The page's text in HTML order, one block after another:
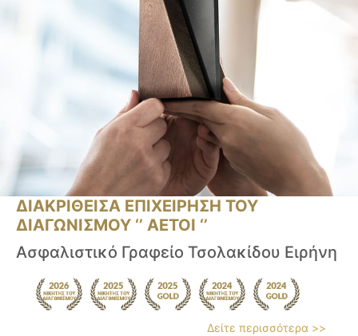
ΔΙΑΚΡΙΘΕΙΣΑ ΕΠΙΧΕΙΡΗΣΗ ΤΟΥ
ΔΙΑΓΩΝΙΣΜΟΥ ‘’ ΑΕΤΟΙ ‘’
Ασφαλιστικό Γραφείο Τσολακίδου Ειρήνη
Δείτε περισσότερα >>